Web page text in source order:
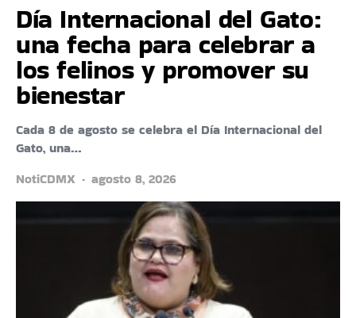
Día Internacional del Gato:
una fecha para celebrar a
los felinos y promover su
bienestar
Cada 8 de agosto se celebra el Día Internacional del
Gato, una…
NotiCDMX
agosto 8, 2026